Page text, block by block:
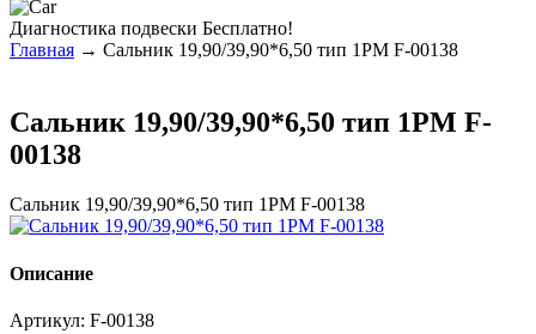
Диагностика подвески Бесплатно!
Главная → Сальник 19,90/39,90*6,50 тип 1PM F-00138
Сальник 19,90/39,90*6,50 тип 1PM F-
00138
Сальник 19,90/39,90*6,50 тип 1PM F-00138
Описание
Артикул: F-00138